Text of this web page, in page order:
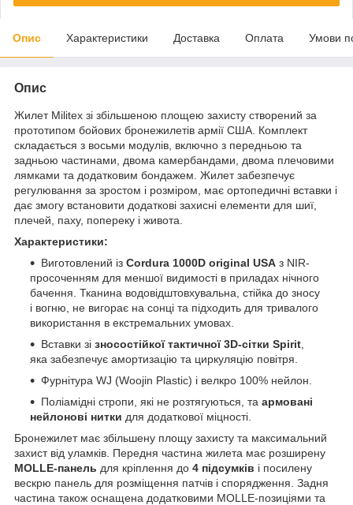
Опис Характеристики Доставка Оплата Умови
Опис
Жилет Militex зі збільшеною площею захисту створений за
прототипом бойових бронежилетів армії США. Комплект
складається з восьми модулів, включно з передньою та
задньою частинами, двома камербандами, двома плечовими
лямками та додатковим бондажем. Жилет забезпечує
регулювання за зростом і розміром, має ортопедичні вставки і
дає змогу встановити додаткові захисні елементи для шиї,
плечей, паху, попереку і живота.
Характеристики:
Виготовлений із Cordura 1000D original USA з NIR-
просоченням для меншої видимості в приладах нічного
бачення. Тканина водовідштовхувальна, стійка до зносу
і вогню, не вигорає на сонці та підходить для тривалого
використання в екстремальних умовах.
Вставки зі зносостійкої тактичної 3D-сітки Spirit
яка забезпечує амортизацію та циркуляцію повітря.
Фурнітура WJ (Woojin Plastic) і велкро 100% нейлон.
Поліамідні стропи, які не розтягуються, та армовані
нейлонові нитки для додаткової міцності.
Бронежилет має збільшену площу захисту та максимальний
захист від уламків. Передня частина жилета має розширену
MOLLE-панель для кріплення до 4 підсумків і посилену
вескрю панель для розміщення патчів і спорядження. Задня
частина також оснащена додатковими MOLLE-позиціями та